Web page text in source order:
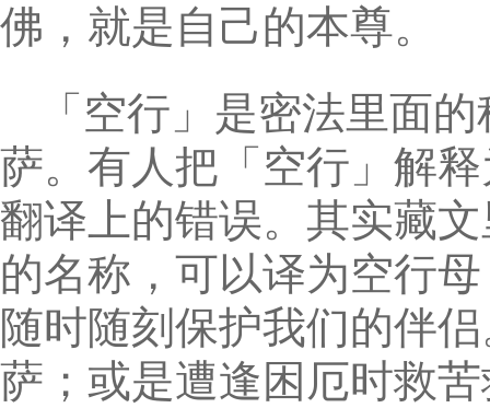
佛，就是自己的本尊。
「空行」是密法里面
萨。有人把「空行」解
翻译上的错误。其实藏
的名称，可以译为空行
随时随刻保护我们的伴
萨；或是遭逢困厄时救